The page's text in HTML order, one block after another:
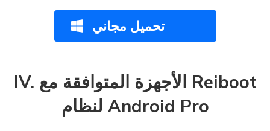
تحميل مجاني
IV. الأجهزة المتوافقة مع Reiboot
لنظام Android Pro